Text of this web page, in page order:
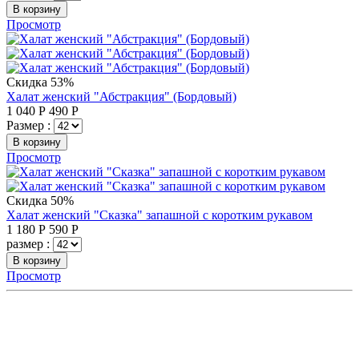
В корзину
Просмотр
Скидка 53%
Халат женский "Абстракция" (Бордовый)
1 040 Р 490 Р
Размер :
В корзину
Просмотр
Скидка 50%
Халат женский "Сказка" запашной с коротким рукавом
1 180 Р 590 Р
размер :
В корзину
Просмотр